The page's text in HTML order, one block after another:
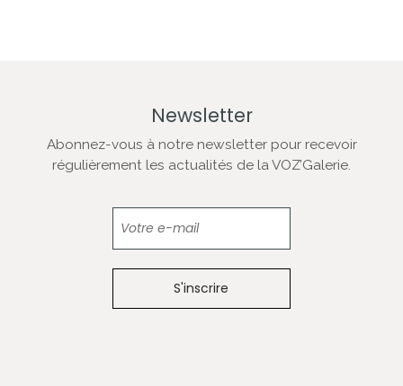
Newsletter
Abonnez-vous à notre newsletter pour recevoir
régulièrement les actualités de la VOZ’Galerie.